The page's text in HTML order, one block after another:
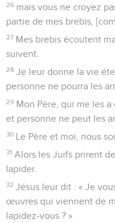
26 mais vous ne croyez
partie de mes brebis,
27 Mes brebis écoutent
suivent.
28 Je leur donne la vie
personne ne pourra les
29 Mon Père, qui me les
et personne ne peut les
30 Le Père et moi, nous
31 Alors les Juifs prirent
lapider.
32 Jésus leur dit : « Je
œuvres qui viennent de
lapidez-vous ? »